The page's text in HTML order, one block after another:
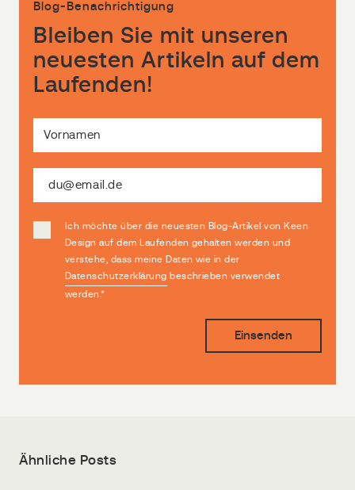
Blog-Benachrichtigung
Bleiben Sie mit unseren
neuesten Artikeln auf dem
Laufenden!
Ich möchte über die neuesten Blog-Artikel von Keen
Design auf dem Laufenden gehalten werden und
verstehe, dass meine Daten wie in der
Datenschutzerklärung beschrieben verwendet
werden.*
Ähnliche Posts